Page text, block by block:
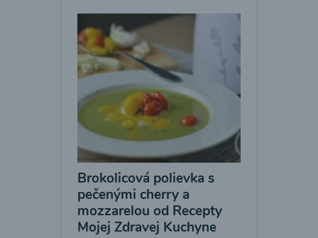
Brokolicová polievka s
pečenými cherry a
mozzarelou od Recepty
Mojej Zdravej Kuchyne